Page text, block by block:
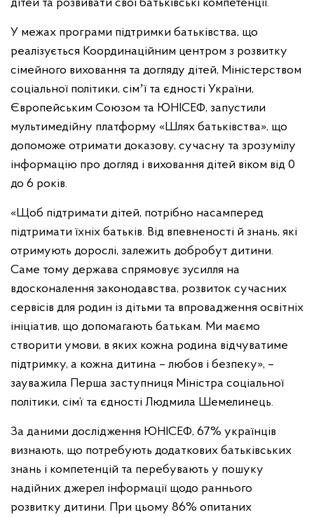
дітей та розвивати свої батьківські компетенції.
У межах програми підтримки батьківства, що
реалізується Координаційним центром з розвитку
сімейного виховання та догляду дітей, Міністерством
соціальної політики, сімʼї та єдності України,
Європейським Союзом та ЮНІСЕФ, запустили
мультимедійну платформу «Шлях батьківства», що
допоможе отримати доказову, сучасну та зрозумілу
інформацію про догляд і виховання дітей віком від 0
до 6 років.
«Щоб підтримати дітей, потрібно насамперед
підтримати їхніх батьків. Від впевненості й знань, які
отримують дорослі, залежить добробут дитини.
Саме тому держава спрямовує зусилля на
вдосконалення законодавства, розвиток сучасних
сервісів для родин із дітьми та впровадження освітніх
ініціатив, що допомагають батькам. Ми маємо
створити умови, в яких кожна родина відчуватиме
підтримку, а кожна дитина – любов і безпеку», –
зауважила Перша заступниця Міністра соціальної
політики, сім’ї та єдності Людмила Шемелинець.
За даними дослідження ЮНІСЕФ, 67% українців
визнають, що потребують додаткових батьківських
знань і компетенцій та перебувають у пошуку
надійних джерел інформації щодо раннього
розвитку дитини. При цьому 86% опитаних